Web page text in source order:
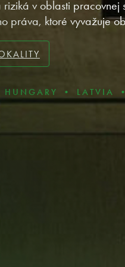
riziká v oblasti
práva, ktoré vyvažuje
LATVIA •